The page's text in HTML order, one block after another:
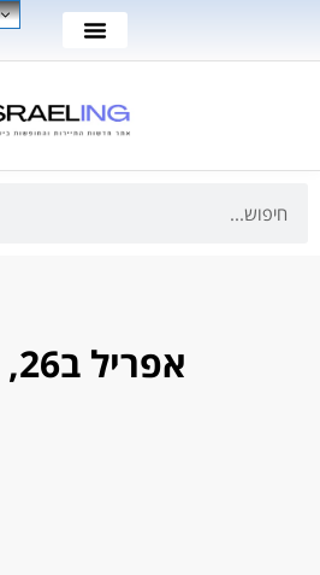
אפריל ב26, 2026